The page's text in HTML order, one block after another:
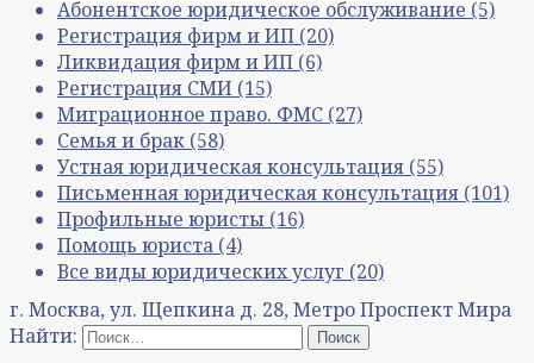
Абонентское юридическое обслуживание (5)
Регистрация фирм и ИП (20)
Ликвидация фирм и ИП (6)
Регистрация СМИ (15)
Миграционное право. ФМС (27)
Семья и брак (58)
Устная юридическая консультация (55)
Письменная юридическая консультация (101)
Профильные юристы (16)
Помощь юриста (4)
Все виды юридических услуг (20)
г. Москва, ул. Щепкина д. 28, Метро Проспект Мира
Найти: